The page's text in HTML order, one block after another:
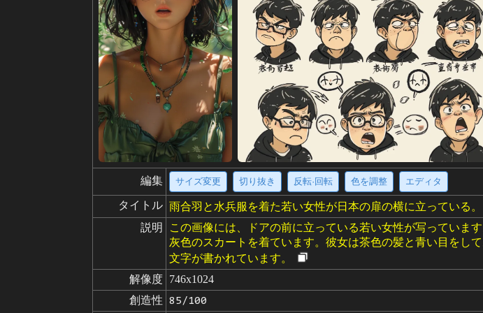
編集 サイズ変更 切り抜き 反転·回転 色を調整 エディタ
タイトル 雨合羽と水兵服を着た若い女性が日本の扉の横に立っている。
説明
この画像には、ドアの前に立っている若い女性が写っていま
灰色のスカートを着ています。彼女は茶色の髪と青い目をし
文字が書かれています。
解像度 746x1024
創造性
85/100